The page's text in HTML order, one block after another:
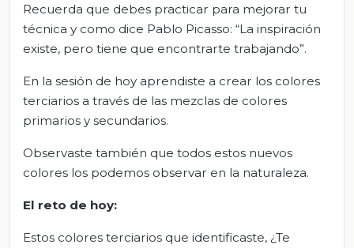
Recuerda que debes practicar para mejorar tu
técnica y como dice Pablo Picasso: “La inspiración
existe, pero tiene que encontrarte trabajando”.
En la sesión de hoy aprendiste a crear los colores
terciarios a través de las mezclas de colores
primarios y secundarios.
Observaste también que todos estos nuevos
colores los podemos observar en la naturaleza.
El reto de hoy:
Estos colores terciarios que identificaste, ¿Te